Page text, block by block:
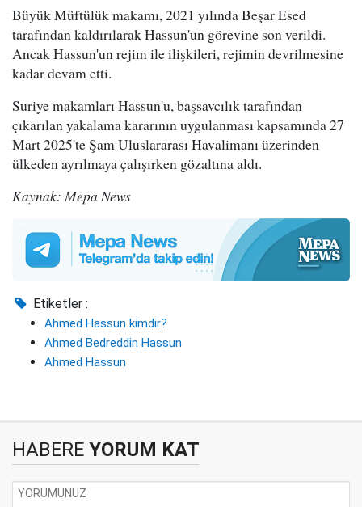
Büyük Müftülük makamı, 2021 yılında Beşar Esed
tarafından kaldırılarak Hassun'un görevine son verildi.
Ancak Hassun'un rejim ile ilişkileri, rejimin devrilmesine
kadar devam etti.
Suriye makamları Hassun'u, başsavcılık tarafından
çıkarılan yakalama kararının uygulanması kapsamında 27
Mart 2025'te Şam Uluslararası Havalimanı üzerinden
ülkeden ayrılmaya çalışırken gözaltına aldı.
Kaynak: Mepa News
Etiketler :
Ahmed Hassun kimdir?
Ahmed Bedreddin Hassun
Ahmed Hassun
HABERE YORUM KAT